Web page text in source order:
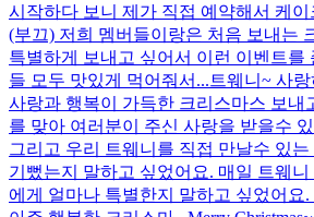
시작하다 보니 제가 직접 예약해서 케
(부끄) 저희 멤버들이랑은 처음 보내는
특별하게 보내고 싶어서 이런 이벤트를
들 모두 맛있게 먹어줘서... 트웨니~ 사
사랑과 행복이 가득한 크리스마스 보내
를 맞아 여러분이 주신 사랑을 받을수
그리고 우리 트웨니를 직접 만날수 있
기뻤는지 말하고 싶었어요. 매일 트웨
에게 얼마나 특별한지 말하고 싶었어요